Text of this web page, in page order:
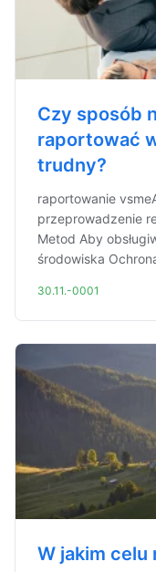
Czy sposób
raportować
trudny?
raportowanie
przeprowadzenie
Metod Aby
środowiska
30.11.-0001
W jakim celu